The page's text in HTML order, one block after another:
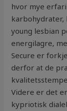
hvor mye
karbohydrater,
young lesbian
energilagre,
Secure er
derfor at de
Videre er det
kypriotisk